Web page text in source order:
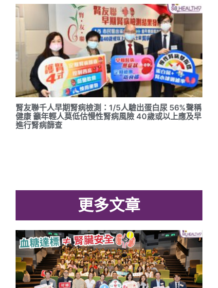
腎友聯千人早期腎病檢測：1/5人驗出蛋白尿 56%聲稱
健康 籲年輕人莫低估慢性腎病風險 40歲或以上應及早
進行腎病篩查
更多文章